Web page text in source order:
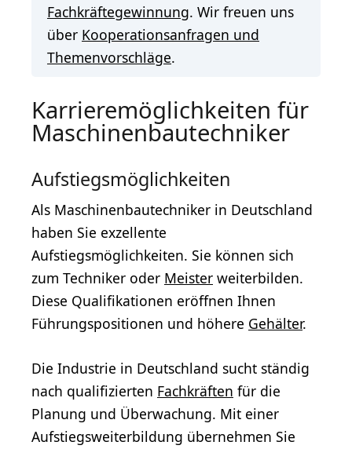
Fachkräftegewinnung. Wir freuen uns
über Kooperationsanfragen und
Themenvorschläge.
Karrieremöglichkeiten für
Maschinenbautechniker
Aufstiegsmöglichkeiten
Als Maschinenbautechniker in Deutschland
haben Sie exzellente
Aufstiegsmöglichkeiten. Sie können sich
zum Techniker oder Meister weiterbilden.
Diese Qualifikationen eröffnen Ihnen
Führungspositionen und höhere Gehälter.
Die Industrie in Deutschland sucht ständig
nach qualifizierten Fachkräften für die
Planung und Überwachung. Mit einer
Aufstiegsweiterbildung übernehmen Sie